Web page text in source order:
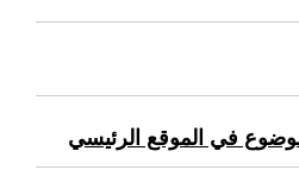
في الموقع الرئيسي